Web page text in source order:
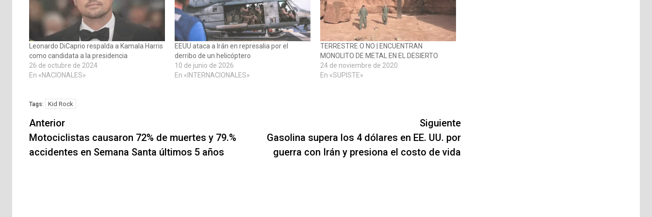
Leonardo DiCaprio respalda a Kamala Harris
como candidata a la presidencia
26 de octubre de 2024
En «NACIONALES»
EEUU ataca a Irán en represalia por el
derribo de un helicóptero
10 de junio de 2026
En «INTERNACIONALES»
TERRESTRE O NO | ENCUENTRAN
MONOLITO DE METAL EN EL DESIERTO
24 de noviembre de 2020
En «SUPISTE»
Tags: Kid Rock
Navegación
de
entradas
Anterior
Motociclistas causaron 72% de muertes y 79.%
accidentes en Semana Santa últimos 5 años
Siguiente
Gasolina supera los 4 dólares en EE. UU. por
guerra con Irán y presiona el costo de vida